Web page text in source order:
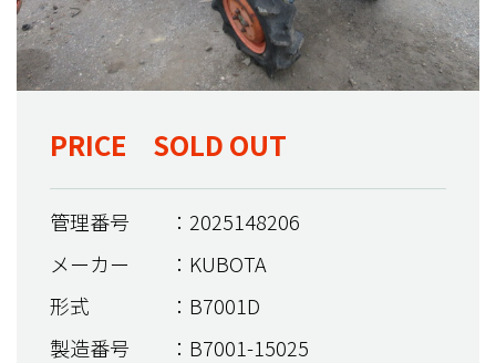
PRICE SOLD OUT
管理番号
：2025148206
メーカー
：KUBOTA
形式
：B7001D
製造番号
：B7001-15025